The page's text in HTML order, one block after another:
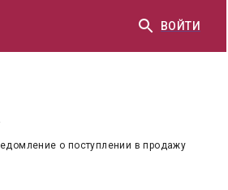
ВОЙТИ
о поступлении в продажу